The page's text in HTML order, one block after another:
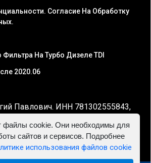
Согласие На Обработку
На Турбо Дизеле TDI
2020.06
Павлович. ИНН 781302555843,
файлы cookie. Они необходимы для
сайтов и сервисов. Подробнее
использования файлов cookie